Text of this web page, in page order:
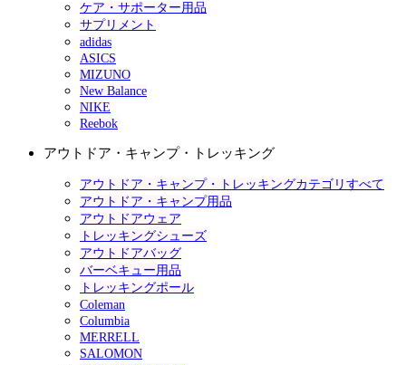
ケア・サポーター用品
サプリメント
adidas
ASICS
MIZUNO
New Balance
NIKE
Reebok
アウトドア・キャンプ・トレッキング
アウトドア・キャンプ・トレッキングカテゴリすべて
アウトドア・キャンプ用品
アウトドアウェア
トレッキングシューズ
アウトドアバッグ
バーベキュー用品
トレッキングポール
Coleman
Columbia
MERRELL
SALOMON